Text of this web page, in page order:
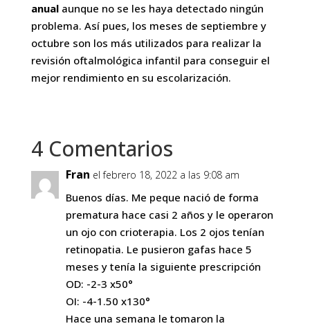
anual aunque no se les haya detectado ningún
problema. Así pues, los meses de septiembre y
octubre son los más utilizados para realizar la
revisión oftalmológica infantil para conseguir el
mejor rendimiento en su escolarización.
4 Comentarios
Fran el febrero 18, 2022 a las 9:08 am
Buenos días. Me peque nació de forma
prematura hace casi 2 años y le operaron
un ojo con crioterapia. Los 2 ojos tenían
retinopatia. Le pusieron gafas hace 5
meses y tenía la siguiente prescripción
OD: -2-3 x50°
OI: -4-1.50 x130°
Hace una semana le tomaron la